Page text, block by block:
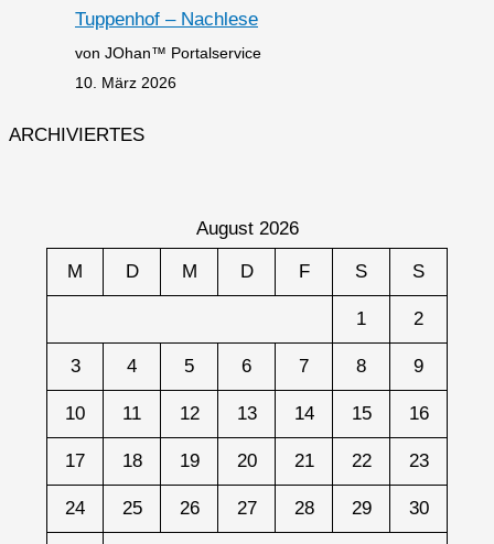
Tuppenhof – Nachlese
von JOhan™ Portalservice
10. März 2026
ARCHIVIERTES
August 2026
M D M D F S S
1 2
3 4 5 6 7 8 9
10 11 12 13 14 15 16
17 18 19 20 21 22 23
24 25 26 27 28 29 30